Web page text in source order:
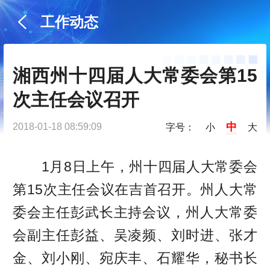
工作动态
湘西州十四届人大常委会第15
次主任会议召开
2018-01-18 08:59:09 字号： 小 中 大
1月8日上午，州十四届人大常委会
第15次主任会议在吉首召开。州人大常
委会主任彭武长主持会议，州人大常委
会副主任彭益、吴凌频、刘时进、张才
金、刘小刚、宛庆丰、石耀华，秘书长